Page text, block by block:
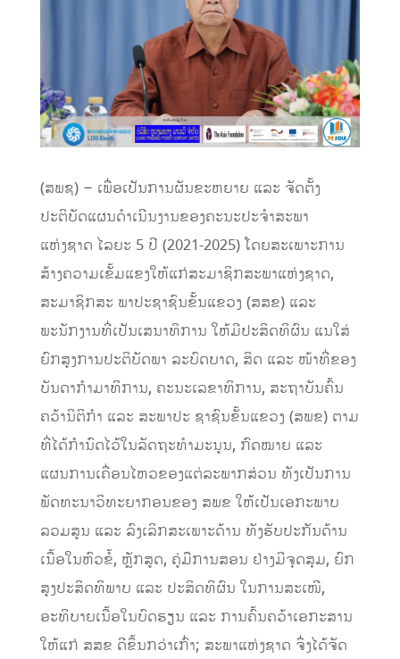
(ສພຊ) – ເພື່ອເປັນການຜັນຂະຫຍາຍ ແລະ ຈັດຕັ້ງ
ປະຕິບັດແຜນດຳເນີນງານຂອງຄະນະປະຈຳສະພາ
ແຫ່ງຊາດ ໄລຍະ 5 ປີ (2021-2025) ໂດຍສະເພາະການ
ສ້າງຄວາມເຂັ້ມແຂງໃຫ້ແກ່ສະມາຊິກສະພາແຫ່ງຊາດ,
ສະມາຊິກສະ ພາປະຊາຊົນຂັ້ນແຂວງ (ສສຂ) ແລະ
ພະນັກງານທີ່ເປັນເສນາທິການ ໃຫ້ມີປະສິດທິຜົນ ແນໃສ່
ຍົກສູງການປະຕິບັດພາ ລະບົດບາດ, ສິດ ແລະ ໜ້າທີ່ຂອງ
ບັນດາກຳມາທິການ, ຄະນະເລຂາທິການ, ສະຖາບັນຄົ້ນ
ຄວ້ານິຕິກຳ ແລະ ສະພາປະ ຊາຊົນຂັ້ນແຂວງ (ສພຂ) ຕາມ
ທີ່ໄດ້ກຳນົດໄວ້ໃນລັດຖະທໍາມະນູນ, ກົດໝາຍ ແລະ
ແຜນການເຄື່ອນໄຫວຂອງແຕ່ລະພາກສ່ວນ ທັງເປັນການ
ພັດທະນາວິທະຍາກອນຂອງ ສພຂ ໃຫ້ເປັນເອກະພາບ
ລວມສູນ ແລະ ລົງເລິກສະເພາະດ້ານ ທັງຮັບປະກັນດ້ານ
ເນື້ອໃນຫົວຂໍ້, ຫຼັກສູດ, ຄູ່ມືການສອນ ຢ່າງມີຈຸດສຸມ, ຍົກ
ສູງປະສິດທິພາບ ແລະ ປະສິດທິຜົນ ໃນການສະເໜີ,
ອະທິບາຍເນື້ອໃນບົດຮຽນ ແລະ ການຄົ້ນຄວ້າເອກະສານ
ໃຫ້ແກ່ ສສຂ ດີຂຶ້ນກວ່າເກົ່າ; ສະພາແຫ່ງຊາດ ຈຶ່ງໄດ້ຈັດ